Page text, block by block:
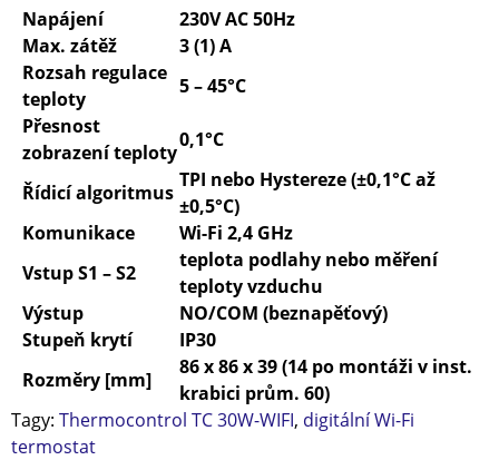
Napájení
230V AC 50Hz
Max. zátěž
3 (1) A
Rozsah regulace
teploty
5 – 45°C
Přesnost
zobrazení teploty
0,1°C
Řídicí algoritmus
TPI nebo Hystereze (±0,1°C až
±0,5°C)
Komunikace
Wi-Fi 2,4 GHz
Vstup S1 – S2
teplota podlahy nebo měření
teploty vzduchu
Výstup
NO/COM (beznapěťový)
Stupeň krytí
IP30
Rozměry [mm]
86 x 86 x 39 (14 po montáži v inst.
krabici prům. 60)
Tagy: Thermocontrol TC 30W-WIFI, digitální Wi-Fi
termostat